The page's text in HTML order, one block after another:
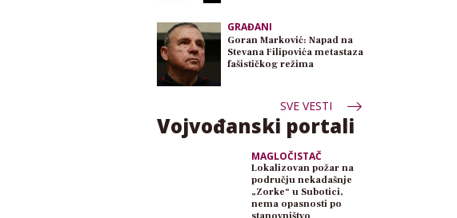
GRAĐANI
Goran Marković: Napad na
Stevana Filipovića metastaza
fašističkog režima
SVE VESTI
Vojvođanski portali
MAGLOČISTAČ
Lokalizovan požar na
području nekadašnje
„Zorke“ u Subotici,
nema opasnosti po